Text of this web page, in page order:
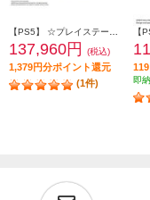
137,960円 (税込)
1,379円分ポイント還元
(1件)
即